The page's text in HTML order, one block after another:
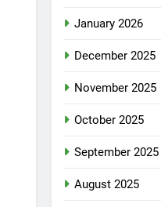
January 2026
December 2025
November 2025
October 2025
September 2025
August 2025